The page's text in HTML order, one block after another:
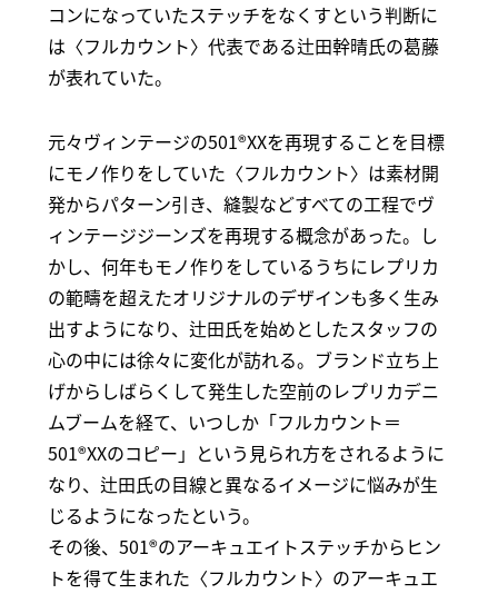
コンになっていたステッチをなくすという判断に
は〈フルカウント〉代表である辻田幹晴氏の葛藤
が表れていた。
元々ヴィンテージの501®XXを再現することを目標
にモノ作りをしていた〈フルカウント〉は素材開
発からパターン引き、縫製などすべての工程でヴ
ィンテージジーンズを再現する概念があった。し
かし、何年もモノ作りをしているうちにレプリカ
の範疇を超えたオリジナルのデザインも多く生み
出すようになり、辻田氏を始めとしたスタッフの
心の中には徐々に変化が訪れる。ブランド立ち上
げからしばらくして発生した空前のレプリカデニ
ムブームを経て、いつしか「フルカウント＝
501®XXのコピー」という見られ方をされるように
なり、辻田氏の目線と異なるイメージに悩みが生
じるようになったという。
その後、501®のアーキュエイトステッチからヒン
トを得て生まれた〈フルカウント〉のアーキュエ